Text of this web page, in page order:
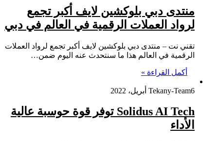
منتدى دبي بلوكشين لايف أكبر تجمع
لرواد العملات الرقمية في العالم في دبي
تقني نت – منتدى دبي بلوكشين لايف أكبر تجمع لرواد العملات
الرقمية في العالم هذا ما سنتحدث عنه اليوم ضمن…
أكمل القراءة »
Tekany-Team6 أبريل، 2022
Solidus AI Tech توفر قوة حوسبة عالية
الأداء